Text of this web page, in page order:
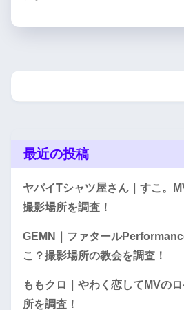
最近の投稿
ヤバイTシャツ屋さん｜すこ。
撮影場所を調査！
GEMN｜ファタール
こ？撮影場所の教会を調査！
ももクロ｜やわく恋してMVの
所を調査！